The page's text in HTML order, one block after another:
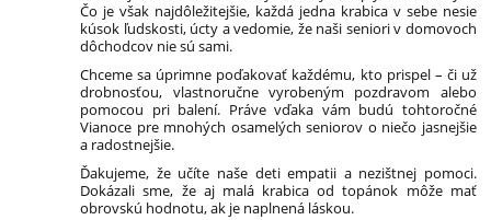
Čo je však najdôležitejšie, každá jedna krabica v sebe nesie
kúsok ľudskosti, úcty a vedomie, že naši seniori v domovoch
dôchodcov nie sú sami.
Chceme sa úprimne poďakovať každému, kto prispel – či už
drobnosťou, vlastnoručne vyrobeným pozdravom alebo
pomocou pri balení. Práve vďaka vám budú tohtoročné
Vianoce pre mnohých osamelých seniorov o niečo jasnejšie
a radostnejšie.
Ďakujeme, že učíte naše deti empatii a nezištnej pomoci.
Dokázali sme, že aj malá krabica od topánok môže mať
obrovskú hodnotu, ak je naplnená láskou.